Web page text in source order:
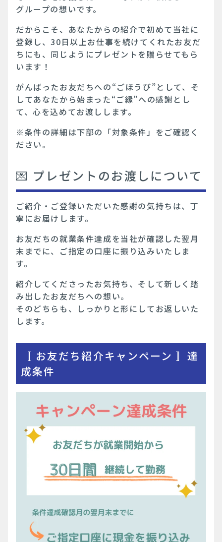
グループの想いです。
だからこそ、あなたからの紹介で初めて当社に
登録し、30日以上お仕事を続けてくれたお友だ
ちにも、同じようにプレゼントを贈らせてもら
います！
がんばったお友だちへの“ごほうび”として、そ
してあなたから始まった“ご縁”への感謝とし
て、心を込めてお渡しします。
※条件の詳細は下部の「対象条件」をご確認く
ださい。
💌 プレゼントのお渡しについて
ご紹介・ご登録いただいた感謝の気持ちは、丁
寧にお届けします。
お友だちの就業条件達成を当社が確認した翌月
末までに、ご指定の口座に振り込みいたしま
す。
紹介してくださったお気持ち、そして新しく踏
み出したお友だちへの想い。
そのどちらも、しっかりと形にしてお返しいた
します。
〚 お友だち紹介キャンペーン 〛達
成条件